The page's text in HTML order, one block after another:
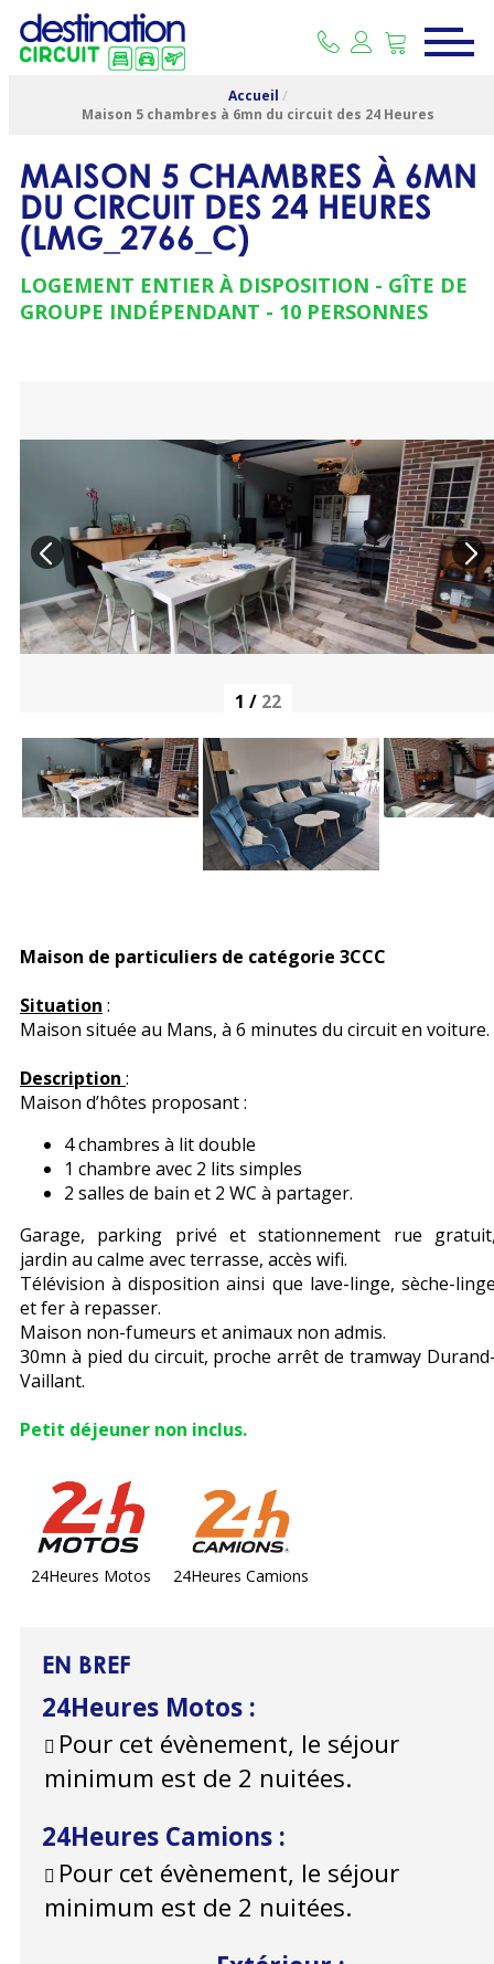
Accueil /
Maison 5 chambres à 6mn du circuit des 24 Heures
MAISON 5 CHAMBRES À 6MN
DU CIRCUIT DES 24 HEURES
(LMG_2766_C)
LOGEMENT ENTIER À DISPOSITION
GÎTE DE
GROUPE INDÉPENDANT
10 PERSONNES
1 / 22
Maison de particuliers de catégorie 3CCC
Situation :
Maison située au Mans, à 6 minutes du circuit en voiture.
Description :
Maison d’hôtes proposant :
4 chambres à lit double
1 chambre avec 2 lits simples
2 salles de bain et 2 WC à partager.
Garage, parking privé et stationnement rue
jardin au calme avec terrasse, accès wifi.
Télévision à disposition ainsi que lave-linge, sèche-
et fer à repasser.
Maison non-fumeurs et animaux non admis.
30mn à pied du circuit, proche arrêt de tramway
Vaillant.
Petit déjeuner non inclus.
24Heures Motos 24Heures Camions
EN BREF
24Heures Motos :
Pour cet évènement, le séjour
minimum est de 2 nuitées.
24Heures Camions :
Pour cet évènement, le séjour
minimum est de 2 nuitées.